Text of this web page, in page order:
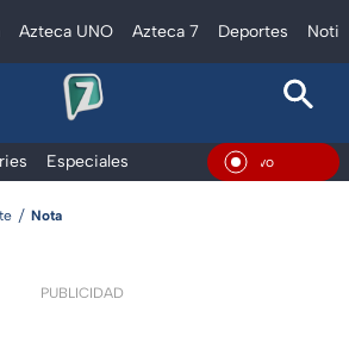
Azteca UNO Azteca 7 Deportes
Especiales En
Nota
PUBLICIDAD